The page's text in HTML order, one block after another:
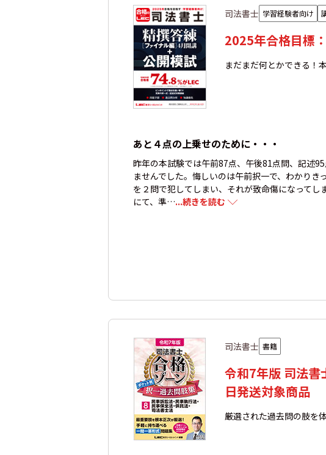
司法書士 学習経験者向け
2025年合格目標
まだまだ何とかできる！
あと４点の上乗せのために・・・
昨年の本試験では午前87点、午後81点問、記述
ませんでした。悔しいのは午前択一で、わかり
を２問で犯してしまい、それが致命傷になって
にて、準…...続きを読む
司法書士 書籍
令和7年版 司法
日発送対象商品
厳選された過去問の肢を